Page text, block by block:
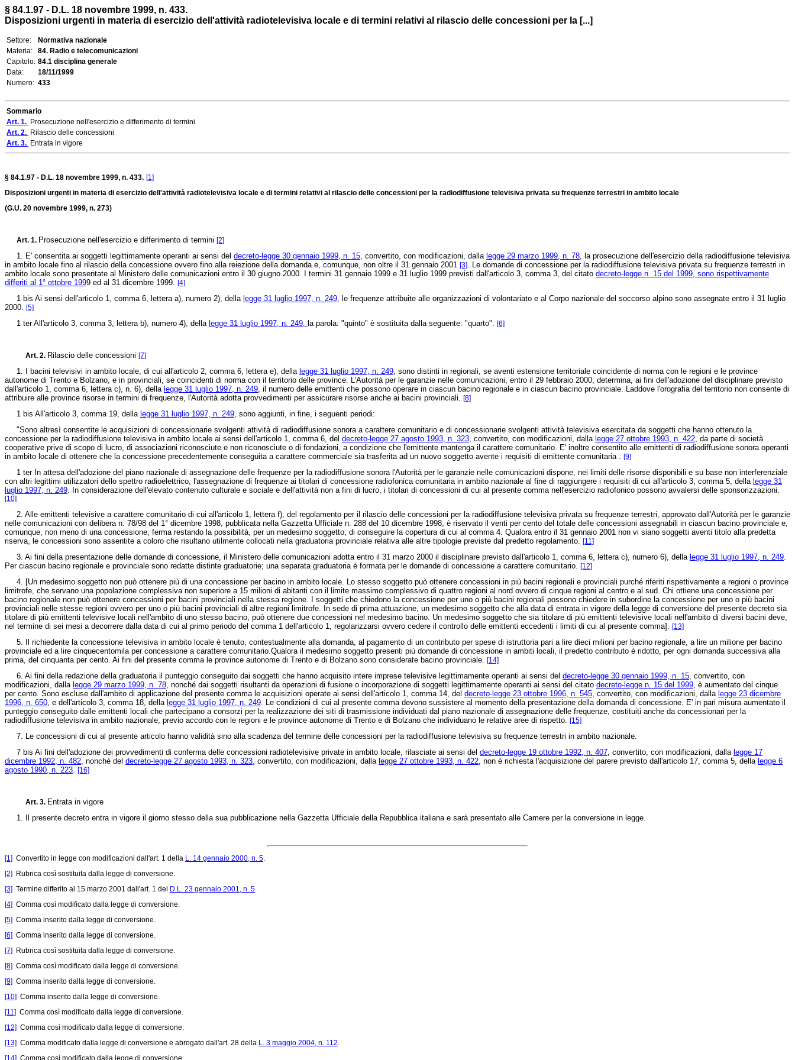
§ 84.1.97 - D.L. 18 novembre 1999, n. 433.
Disposizioni urgenti in materia di esercizio dell'attività radiotelevisiva locale e di termini relativi al rilascio delle concessioni per la [...]
Settore:
Normativa nazionale
Materia:
84. Radio e telecomunicazioni
Capitolo: 84.1 disciplina generale
Data:
18/11/1999
Numero: 433
Sommario
Art. 1. Prosecuzione nell'esercizio e differimento di termini
Art. 2. Rilascio delle concessioni
Art. 3. Entrata in vigore
§ 84.1.97 - D.L. 18 novembre 1999, n. 433. [1]
Disposizioni urgenti in materia di esercizio dell'attività radiotelevisiva locale e di termini relativi al rilascio delle concessioni per la radiodiffusione televisiva privata su frequenze terrestri in ambito locale
(G.U. 20 novembre 1999, n. 273)
Art. 1. Prosecuzione nell'esercizio e differimento di termini [2]
1. E' consentita ai soggetti legittimamente operanti ai sensi del decreto-legge 30 gennaio 1999, n. 15, convertito, con modificazioni, dalla legge 29 marzo 1999, n. 78, la prosecuzione dell'esercizio della radiodiffusione televisiva
in ambito locale fino al rilascio della concessione ovvero fino alla reiezione della domanda e, comunque, non oltre il 31 gennaio 2001 [3]. Le domande di concessione per la radiodiffusione televisiva privata su frequenze terrestri in
ambito locale sono presentate al Ministero delle comunicazioni entro il 30 giugno 2000. I termini 31 gennaio 1999 e 31 luglio 1999 previsti dall'articolo 3, comma 3, del citato decreto-legge n. 15 del 1999, sono rispettivamente
differiti al 1° ottobre 1999 ed al 31 dicembre 1999. [4]
1 bis Ai sensi dell'articolo 1, comma 6, lettera a), numero 2), della legge 31 luglio 1997, n. 249, le frequenze attribuite alle organizzazioni di volontariato e al Corpo nazionale del soccorso alpino sono assegnate entro il 31 luglio
2000. [5]
1 ter All'articolo 3, comma 3, lettera b), numero 4), della legge 31 luglio 1997, n. 249, la parola: "quinto" è sostituita dalla seguente: "quarto". [6]
Art. 2. Rilascio delle concessioni [7]
1. I bacini televisivi in ambito locale, di cui all'articolo 2, comma 6, lettera e), della legge 31 luglio 1997, n. 249, sono distinti in regionali, se aventi estensione territoriale coincidente di norma con le regioni e le province
autonome di Trento e Bolzano, e in provinciali, se coincidenti di norma con il territorio delle province. L'Autorità per le garanzie nelle comunicazioni, entro il 29 febbraio 2000, determina, ai fini dell'adozione del disciplinare previsto
dall'articolo 1, comma 6, lettera c), n. 6), della legge 31 luglio 1997, n. 249, il numero delle emittenti che possono operare in ciascun bacino regionale e in ciascun bacino provinciale. Laddove l'orografia del territorio non consente di
attribuire alle province risorse in termini di frequenze, l'Autorità adotta provvedimenti per assicurare risorse anche ai bacini provinciali. [8]
1 bis All'articolo 3, comma 19, della legge 31 luglio 1997, n. 249, sono aggiunti, in fine, i seguenti periodi:
"Sono altresì consentite le acquisizioni di concessionarie svolgenti attività di radiodiffusione sonora a carattere comunitario e di concessionarie svolgenti attività televisiva esercitata da soggetti che hanno ottenuto la
concessione per la radiodiffusione televisiva in ambito locale ai sensi dell'articolo 1, comma 6, del decreto-legge 27 agosto 1993, n. 323, convertito, con modificazioni, dalla legge 27 ottobre 1993, n. 422, da parte di società
cooperative prive di scopo di lucro, di associazioni riconosciute e non riconosciute o di fondazioni, a condizione che l'emittente mantenga il carattere comunitario. E' inoltre consentito alle emittenti di radiodiffusione sonora operanti
in ambito locale di ottenere che la concessione precedentemente conseguita a carattere commerciale sia trasferita ad un nuovo soggetto avente i requisiti di emittente comunitaria . [9]
1 ter In attesa dell'adozione del piano nazionale di assegnazione delle frequenze per la radiodiffusione sonora l'Autorità per le garanzie nelle comunicazioni dispone, nei limiti delle risorse disponibili e su base non interferenziale
con altri legittimi utilizzatori dello spettro radioelettrico, l'assegnazione di frequenze ai titolari di concessione radiofonica comunitaria in ambito nazionale al fine di raggiungere i requisiti di cui all'articolo 3, comma 5, della legge 31
luglio 1997, n. 249. In considerazione dell'elevato contenuto culturale e sociale e dell'attività non a fini di lucro, i titolari di concessioni di cui al presente comma nell'esercizio radiofonico possono avvalersi delle sponsorizzazioni.
[10]
2. Alle emittenti televisive a carattere comunitario di cui all'articolo 1, lettera f), del regolamento per il rilascio delle concessioni per la radiodiffusione televisiva privata su frequenze terrestri, approvato dall'Autorità per le garanzie
nelle comunicazioni con delibera n. 78/98 del 1° dicembre 1998, pubblicata nella Gazzetta Ufficiale n. 288 del 10 dicembre 1998, è riservato il venti per cento del totale delle concessioni assegnabili in ciascun bacino provinciale e,
comunque, non meno di una concessione, ferma restando la possibilità, per un medesimo soggetto, di conseguire la copertura di cui al comma 4. Qualora entro il 31 gennaio 2001 non vi siano soggetti aventi titolo alla predetta
riserva, le concessioni sono assentite a coloro che risultano utilmente collocati nella graduatoria provinciale relativa alle altre tipologie previste dal predetto regolamento. [11]
3. Ai fini della presentazione delle domande di concessione, il Ministero delle comunicazioni adotta entro il 31 marzo 2000 il disciplinare previsto dall'articolo 1, comma 6, lettera c), numero 6), della legge 31 luglio 1997, n. 249.
Per ciascun bacino regionale e provinciale sono redatte distinte graduatorie; una separata graduatoria è formata per le domande di concessione a carattere comunitario. [12]
4. [Un medesimo soggetto non può ottenere più di una concessione per bacino in ambito locale. Lo stesso soggetto può ottenere concessioni in più bacini regionali e provinciali purché riferiti rispettivamente a regioni o province
limitrofe, che servano una popolazione complessiva non superiore a 15 milioni di abitanti con il limite massimo complessivo di quattro regioni al nord ovvero di cinque regioni al centro e al sud. Chi ottiene una concessione per
bacino regionale non può ottenere concessioni per bacini provinciali nella stessa regione. I soggetti che chiedono la concessione per uno o più bacini regionali possono chiedere in subordine la concessione per uno o più bacini
provinciali nelle stesse regioni ovvero per uno o più bacini provinciali di altre regioni limitrofe. In sede di prima attuazione, un medesimo soggetto che alla data di entrata in vigore della legge di conversione del presente decreto sia
titolare di più emittenti televisive locali nell'ambito di uno stesso bacino, può ottenere due concessioni nel medesimo bacino. Un medesimo soggetto che sia titolare di più emittenti televisive locali nell'ambito di diversi bacini deve,
nel termine di sei mesi a decorrere dalla data di cui al primo periodo del comma 1 dell'articolo 1, regolarizzarsi ovvero cedere il controllo delle emittenti eccedenti i limiti di cui al presente comma]. [13]
5. Il richiedente la concessione televisiva in ambito locale è tenuto, contestualmente alla domanda, al pagamento di un contributo per spese di istruttoria pari a lire dieci milioni per bacino regionale, a lire un milione per bacino
provinciale ed a lire cinquecentomila per concessione a carattere comunitario.Qualora il medesimo soggetto presenti più domande di concessione in ambiti locali, il predetto contributo è ridotto, per ogni domanda successiva alla
prima, del cinquanta per cento. Ai fini del presente comma le province autonome di Trento e di Bolzano sono considerate bacino provinciale. [14]
6. Ai fini della redazione della graduatoria il punteggio conseguito dai soggetti che hanno acquisito intere imprese televisive legittimamente operanti ai sensi del decreto-legge 30 gennaio 1999, n. 15, convertito, con
modificazioni, dalla legge 29 marzo 1999, n. 78, nonché dai soggetti risultanti da operazioni di fusione o incorporazione di soggetti legittimamente operanti ai sensi del citato decreto-legge n. 15 del 1999, è aumentato del cinque
per cento. Sono escluse dall'ambito di applicazione del presente comma le acquisizioni operate ai sensi dell'articolo 1, comma 14, del decreto-legge 23 ottobre 1996, n. 545, convertito, con modificazioni, dalla legge 23 dicembre
1996, n. 650, e dell'articolo 3, comma 18, della legge 31 luglio 1997, n. 249. Le condizioni di cui al presente comma devono sussistere al momento della presentazione della domanda di concessione. E' in pari misura aumentato il
punteggio conseguito dalle emittenti locali che partecipano a consorzi per la realizzazione dei siti di trasmissione individuati dal piano nazionale di assegnazione delle frequenze, costituiti anche da concessionari per la
radiodiffusione televisiva in ambito nazionale, previo accordo con le regioni e le province autonome di Trento e di Bolzano che individuano le relative aree di rispetto. [15]
7. Le concessioni di cui al presente articolo hanno validità sino alla scadenza del termine delle concessioni per la radiodiffusione televisiva su frequenze terrestri in ambito nazionale.
7 bis Ai fini dell'adozione dei provvedimenti di conferma delle concessioni radiotelevisive private in ambito locale, rilasciate ai sensi del decreto-legge 19 ottobre 1992, n. 407, convertito, con modificazioni, dalla legge 17
dicembre 1992, n. 482, nonché del decreto-legge 27 agosto 1993, n. 323, convertito, con modificazioni, dalla legge 27 ottobre 1993, n. 422, non è richiesta l'acquisizione del parere previsto dall'articolo 17, comma 5, della legge 6
agosto 1990, n. 223. [16]
Art. 3. Entrata in vigore
1. Il presente decreto entra in vigore il giorno stesso della sua pubblicazione nella Gazzetta Ufficiale della Repubblica italiana e sarà presentato alle Camere per la conversione in legge.
[1] Convertito in legge con modificazioni dall'art. 1 della L. 14 gennaio 2000, n. 5.
[2] Rubrica così sostituita dalla legge di conversione.
[3] Termine differito al 15 marzo 2001 dall'art. 1 del D.L. 23 gennaio 2001, n. 5.
[4] Comma così modificato dalla legge di conversione.
[5] Comma inserito dalla legge di conversione.
[6] Comma inserito dalla legge di conversione.
[7] Rubrica così sostituita dalla legge di conversione.
[8] Comma così modificato dalla legge di conversione.
[9] Comma inserito dalla legge di conversione.
[10] Comma inserito dalla legge di conversione.
[11] Comma così modificato dalla legge di conversione.
[12] Comma così modificato dalla legge di conversione.
[13] Comma modificato dalla legge di conversione e abrogato dall'art. 28 della L. 3 maggio 2004, n. 112.
[14] Comma così modificato dalla legge di conversione.